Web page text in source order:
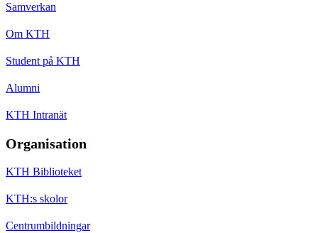
Samverkan
Om KTH
Student på KTH
Alumni
KTH Intranät
Organisation
KTH Biblioteket
KTH:s skolor
Centrumbildningar